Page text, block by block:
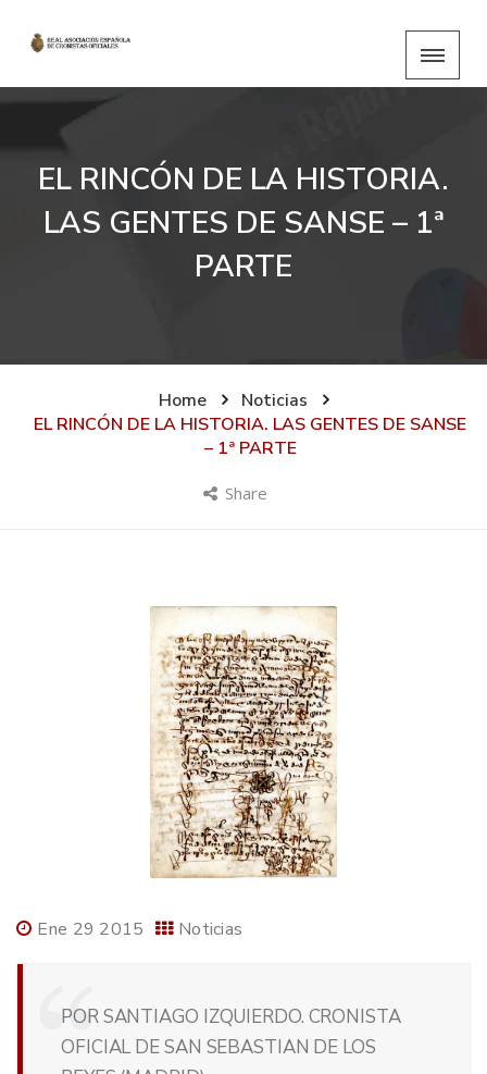
EL RINCÓN DE LA HISTORIA.
LAS GENTES DE SANSE – 1ª
PARTE
Home
Noticias
EL RINCÓN DE LA HISTORIA. LAS GENTES DE SANSE
– 1ª PARTE
Share
Ene 29 2015 Noticias
POR SANTIAGO IZQUIERDO. CRONISTA
OFICIAL DE SAN SEBASTIAN DE LOS